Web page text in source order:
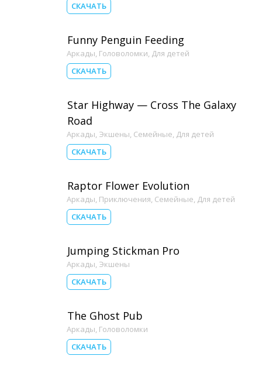
СКАЧАТЬ
Funny Penguin Feeding
Аркады, Головоломки, Для детей
СКАЧАТЬ
Star Highway — Cross The Galaxy
Road
Аркады, Экшены, Семейные, Для детей
СКАЧАТЬ
Raptor Flower Evolution
Аркады, Приключения, Семейные, Для детей
СКАЧАТЬ
Jumping Stickman Pro
Аркады, Экшены
СКАЧАТЬ
The Ghost Pub
Аркады, Головоломки
СКАЧАТЬ